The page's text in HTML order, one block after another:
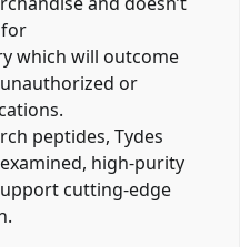
for
which will outcome
or
peptides, Tydes
high-purity
cutting-edge